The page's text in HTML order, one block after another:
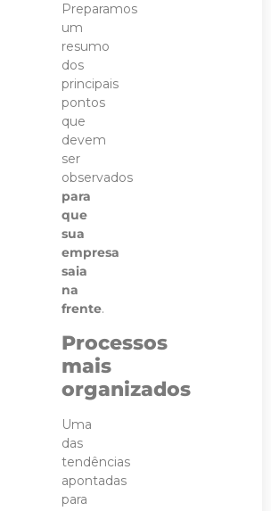
Preparamos
um
resumo
dos
principais
pontos
que
devem
ser
observados
para
que
sua
empresa
saia
na
frente.
Processos
mais
organizados
Uma
das
tendências
apontadas
para